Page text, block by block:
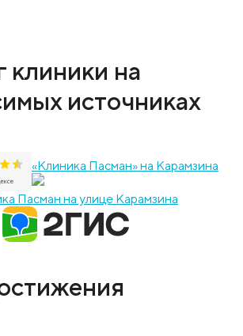
клиники на
источниках
«Клиника Пасман» на Карамзина